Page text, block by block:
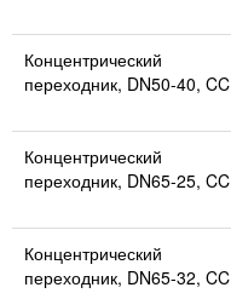
Концентрический
переходник, DN50-40, CC
Концентрический
переходник, DN65-25, CC
Концентрический
переходник, DN65-32, CC